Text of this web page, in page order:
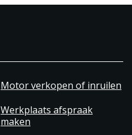
Motor verkopen of inruilen
Werkplaats afspraak
maken